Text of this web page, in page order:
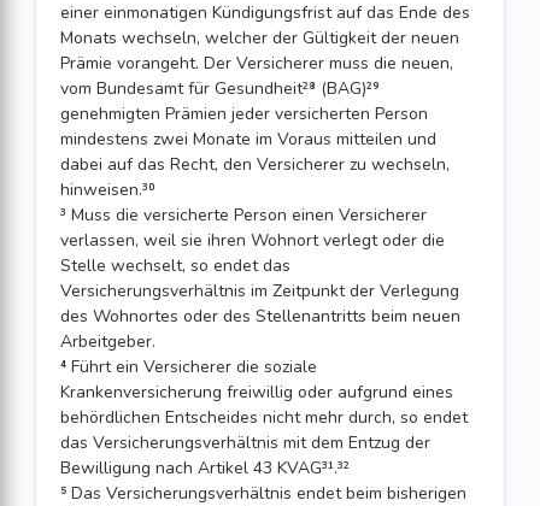
einer einmonatigen Kündigungsfrist auf das Ende des
Monats wechseln, welcher der Gültigkeit der neuen
Prämie vorangeht. Der Versicherer muss die neuen,
vom Bundesamt für Gesundheit²⁸ (BAG)²⁹
genehmigten Prämien jeder versicherten Person
mindestens zwei Monate im Voraus mitteilen und
dabei auf das Recht, den Versicherer zu wechseln,
hinweisen.³⁰
³ Muss die versicherte Person einen Versicherer
verlassen, weil sie ihren Wohnort verlegt oder die
Stelle wechselt, so endet das
Versicherungsverhältnis im Zeitpunkt der Verlegung
des Wohnortes oder des Stellenantritts beim neuen
Arbeitgeber.
⁴ Führt ein Versicherer die soziale
Krankenversicherung freiwillig oder aufgrund eines
behördlichen Entscheides nicht mehr durch, so endet
das Versicherungsverhältnis mit dem Entzug der
Bewilligung nach Artikel 43 KVAG³¹.³²
⁵ Das Versicherungsverhältnis endet beim bisherigen